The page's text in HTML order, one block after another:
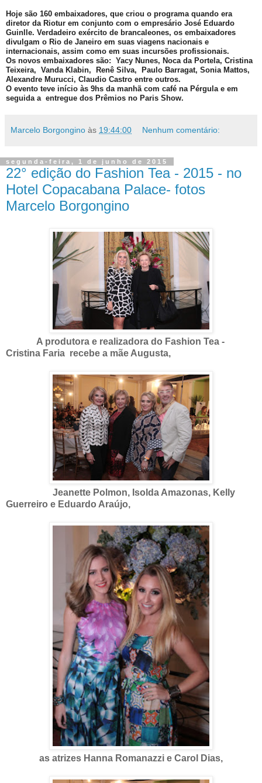
Hoje são 160 embaixadores, que criou o programa quando era
diretor da Riotur em conjunto com o empresário José Eduardo
Guinlle. Verdadeiro exército de brancaleones, os embaixadores
divulgam o Rio de Janeiro em suas viagens nacionais e
internacionais, assim como em suas incursões profissionais.
Os novos embaixadores são: Yacy Nunes, Noca da Portela, Cristina
Teixeira, Vanda Klabin,
Renê Silva, Paulo Barragat, Sonia Mattos,
Alexandre Murucci, Claudio Castro entre outros.
O evento teve início às 9hs da manhã com café na Pérgula e em
seguida a entregue dos Prêmios no Paris Show.
Marcelo Borgongino às 19:44:00 Nenhum comentário:
segunda-feira, 1 de junho de 2015
22° edição do Fashion Tea - 2015 - no
Hotel Copacabana Palace- fotos
Marcelo Borgongino
A produtora e realizadora do Fashion Tea -
Cristina Faria recebe a mãe Augusta,
Jeanette Polmon, Isolda Amazonas, Kelly
Guerreiro e Eduardo Araújo,
as atrizes Hanna Romanazzi e Carol Dias,